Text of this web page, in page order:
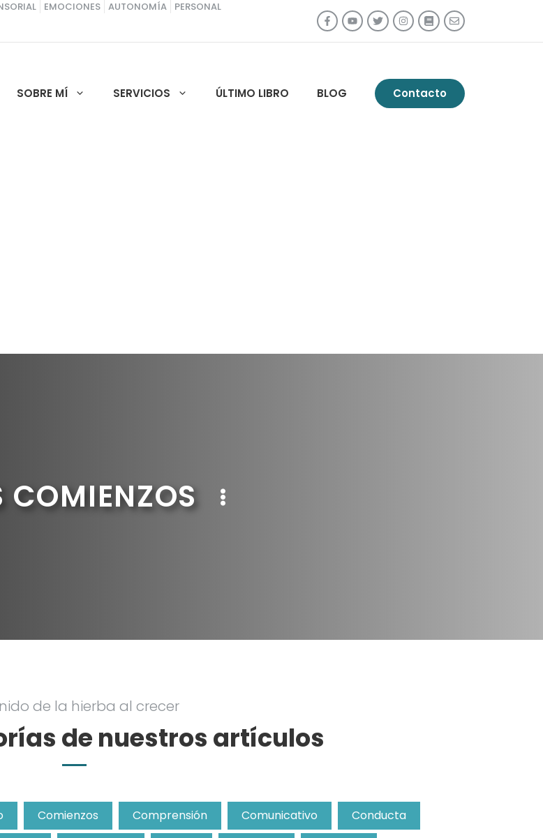
EMOCIONES AUTONOMÍA PERSONAL
SOBRE MÍ SERVICIOS ÚLTIMO LIBRO BLOG Contacto
COMIENZOS
de la hierba al crecer
de nuestros artículos
Comienzos Comprensión Comunicativo
Conducta